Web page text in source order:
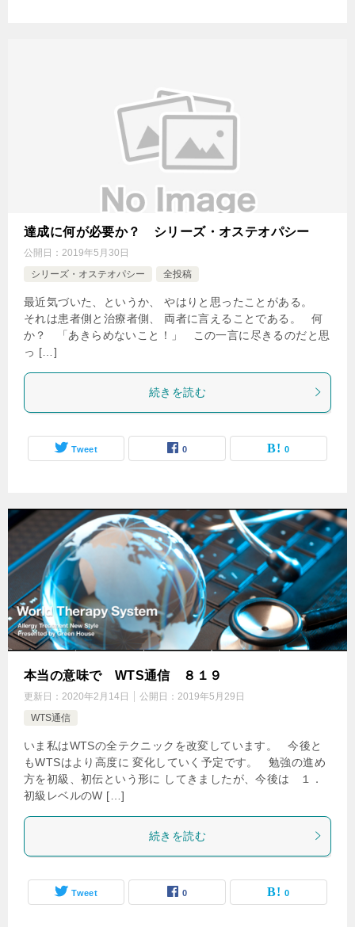
達成に何が必要か？ シリーズ・オステオパシー
公開日： 2019年5月30日
シリーズ・オステオパシー
全投稿
最近気づいた、というか、 やはりと思ったことがある。
それは患者側と治療者側、 両者に言えることである。 何
か？ 「あきらめないこと！」 この一言に尽きるのだと思
っ […]
続きを読む
Tweet 0 0
本当の意味で WTS通信 ８１９
更新日： 2020年2月14日 公開日： 2019年5月29日
WTS通信
いま私はWTSの全テクニックを改変しています。 今後と
もWTSはより高度に 変化していく予定です。 勉強の進め
方を初級、初伝という形に してきましたが、今後は １．
初級レベルのW […]
続きを読む
Tweet 0 0